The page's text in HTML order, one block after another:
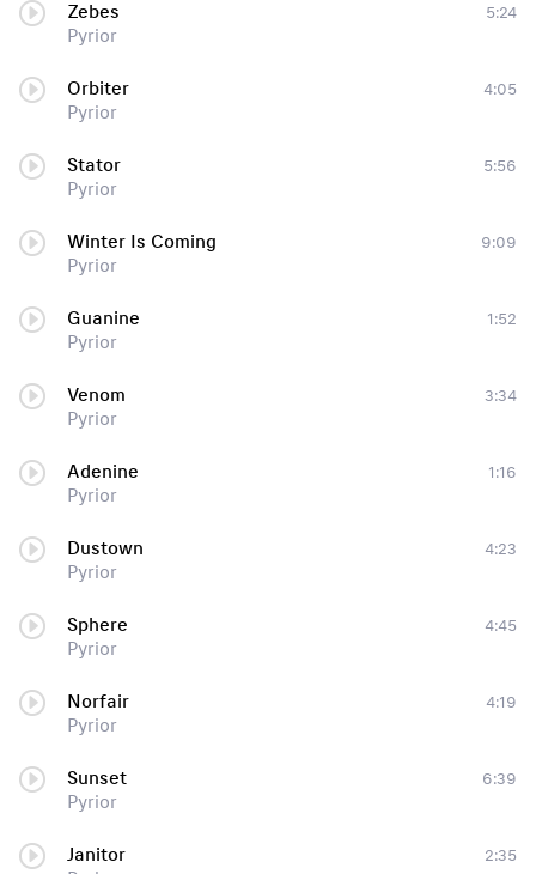
Zebes
Pyrior
5:24
Orbiter
Pyrior
4:05
Stator
Pyrior
5:56
Winter Is Coming
Pyrior
9:09
Guanine
Pyrior
1:52
Venom
Pyrior
3:34
Adenine
Pyrior
1:16
Dustown
Pyrior
4:23
Sphere
Pyrior
4:45
Norfair
Pyrior
4:19
Sunset
Pyrior
6:39
Janitor
2:35